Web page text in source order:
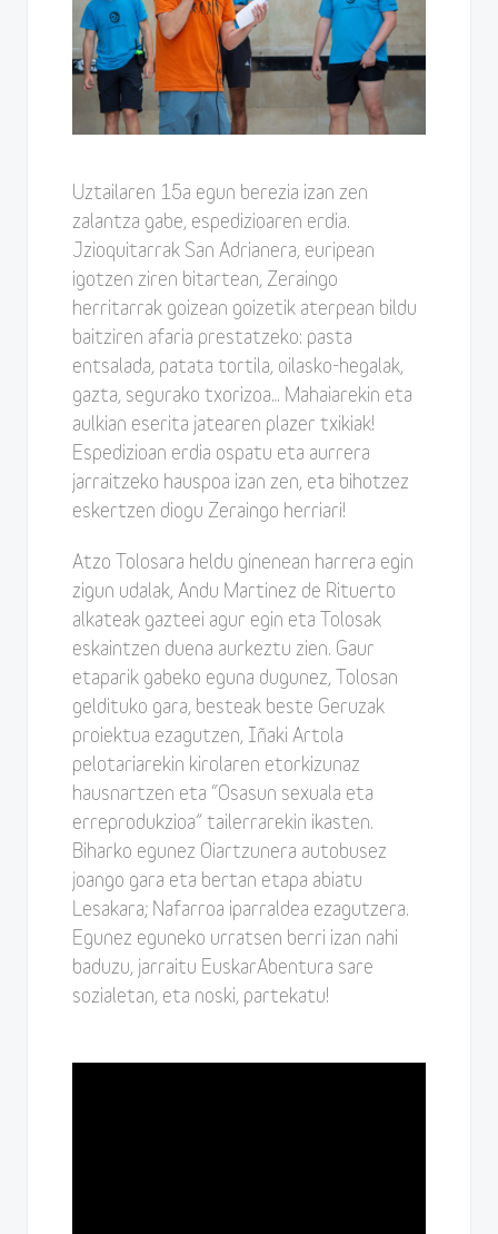
Uztailaren 15a egun berezia izan zen
zalantza gabe, espedizioaren erdia.
Jzioquitarrak San Adrianera, euripean
igotzen ziren bitartean, Zeraingo
herritarrak goizean goizetik aterpean bildu
baitziren afaria prestatzeko: pasta
entsalada, patata tortila, oilasko-hegalak,
gazta, segurako txorizoa… Mahaiarekin eta
aulkian eserita jatearen plazer txikiak!
Espedizioan erdia ospatu eta aurrera
jarraitzeko hauspoa izan zen, eta bihotzez
eskertzen diogu Zeraingo herriari!
Atzo Tolosara heldu ginenean harrera egin
zigun udalak, Andu Martinez de Rituerto
alkateak gazteei agur egin eta Tolosak
eskaintzen duena aurkeztu zien. Gaur
etaparik gabeko eguna dugunez, Tolosan
geldituko gara, besteak beste Geruzak
proiektua ezagutzen, Iñaki Artola
pelotariarekin kirolaren etorkizunaz
hausnartzen eta “Osasun sexuala eta
erreprodukzioa” tailerrarekin ikasten.
Biharko egunez Oiartzunera autobusez
joango gara eta bertan etapa abiatu
Lesakara; Nafarroa iparraldea ezagutzera.
Egunez eguneko urratsen berri izan nahi
baduzu, jarraitu EuskarAbentura sare
sozialetan, eta noski, partekatu!